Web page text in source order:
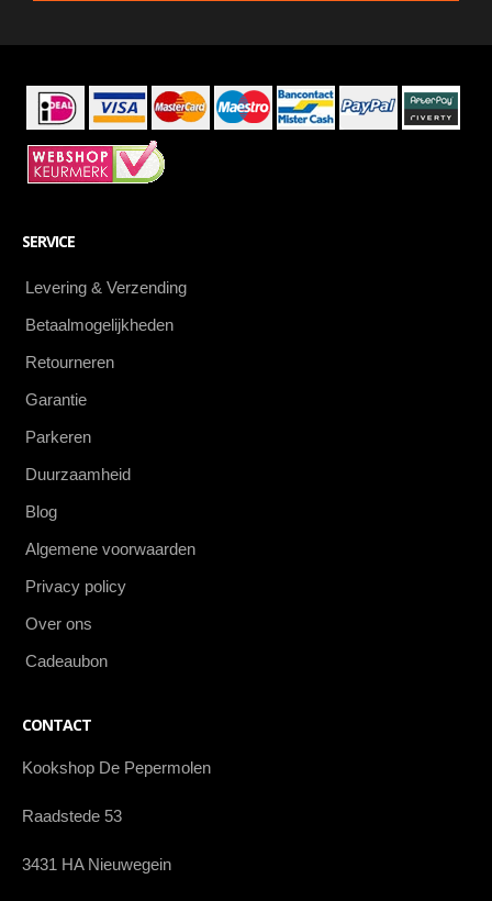
SERVICE
Levering & Verzending
Betaalmogelijkheden
Retourneren
Garantie
Parkeren
Duurzaamheid
Blog
Algemene voorwaarden
Privacy policy
Over ons
Cadeaubon
CONTACT
Kookshop De Pepermolen
Raadstede 53
3431 HA Nieuwegein